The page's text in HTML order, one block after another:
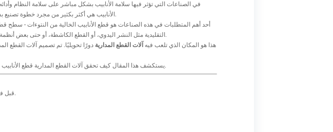
في الصناعات التي تؤثر فيها سلامة الأنابيب بشكل مباشر على سلامة النظام
الأنابيب هي أكثر بكثير من مجرد خطوة تصنيع بسيطة. إنه أساس حاسم لموثوقية اللحام ونظافة السوائل والاستقرار التشغيلي على المدى الطويل.
أحد أهم المتطلبات في هذه الصناعات هو قطع الأنابيب الخالية من النتوءات -
التقليدية مثل النشر اليدوي، أو القطع الكاشطة، أو حتى بعض أنظمة القطع الآلية غالبًا ما تترك نتوءات، أو مناطق متأثرة بالحرارة، أو تشوهًا دقيقًا على أطراف الأنابيب.
هذا هو المكان الذي تلعب فيه آلات القطع المدارية دورًا تحويليًا. تم تصميم آلات القطع
يستكشف هذا المقال كيف تحقق آلات القطع المدارية قطع الأنابيب بدون نتوءات، والمبادئ الهندسية وراء أدائها، ولماذا لا غنى عنها في تصنيع الأنابيب الصناعية الحديثة.
قبل فهم التكنولوجيا، من المهم تحديد ما يعنيه "القطع الخالي من النتوءات" في معالجة الأنابيب الصناعية.